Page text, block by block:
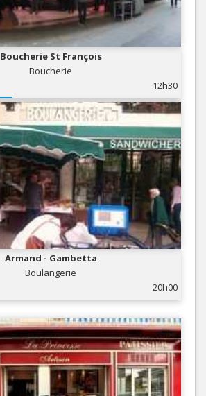
Boucherie St François
Boucherie
12h30
Armand - Gambetta
Boulangerie
20h00